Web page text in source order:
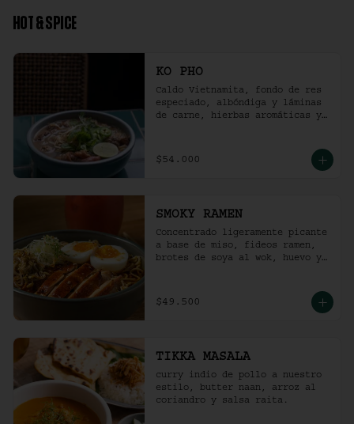
HOT & SPICE
KO PHO
Caldo Vietnamita, fondo de res
especiado, albóndiga y láminas
de carne, hierbas aromáticas y
$54.000
SMOKY RAMEN
Concentrado ligeramente picante
a base de miso, fideos ramen,
brotes de soya al wok, huevo y
$49.500
TIKKA MASALA
curry indio de pollo a nuestro
estilo, butter naan, arroz al
coriandro y salsa raita.